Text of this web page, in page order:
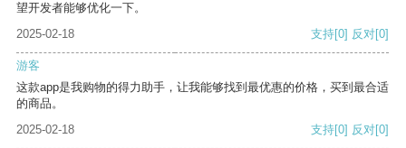
望开发者能够优化一下。
2025-02-18
支持[0] 反对[0]
游客
这款app是我购物的得力助手，让我能够找到最优惠的价格，买到最合适
的商品。
2025-02-18
支持[0] 反对[0]